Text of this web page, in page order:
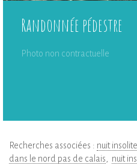
Randonnée pédestre
Photo non contractuelle
Recherches associées : nuit
dans le nord pas de calais
nuit